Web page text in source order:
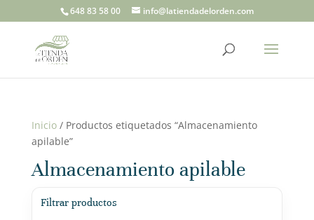
648 83 58 00 info@latiendadelorden.com
Inicio/ Productos etiquetados “Almacenamiento
apilable”
Almacenamiento apilable
Filtrar productos